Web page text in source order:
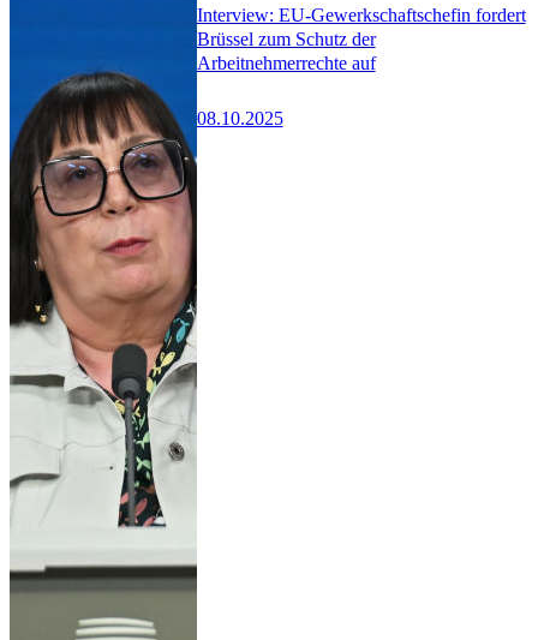
Interview: EU-Gewerkschaftschefin fordert
Brüssel zum Schutz der
Arbeitnehmerrechte auf
08.10.2025